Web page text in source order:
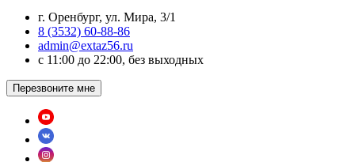
г. Оренбург, ул. Мира, 3/1
8 (3532) 60-88-86
admin@extaz56.ru
c 11:00 до 22:00, без выходных
Перезвоните мне